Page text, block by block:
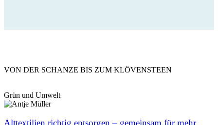
VON DER SCHANZE BIS ZUM KLÖVENSTEEN
Grün und Umwelt
Alttextilien richtig entsorgen – gemeinsam für mehr